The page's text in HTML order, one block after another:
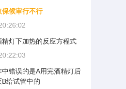
候审行不行
灯下加热的反应方程式
错误的是A用完酒精灯后
给试管中的